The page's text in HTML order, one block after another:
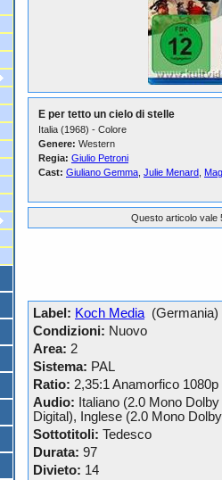
E per tetto un cielo di stelle
Italia (1968) - Colore
Genere: Western
Regia: Giulio Petroni
Cast: Giuliano Gemma Julie Menard
Questo articolo vale
Label: Koch Media (Germania)
Condizioni: Nuovo
Area: 2
Sistema: PAL
Ratio: 2,35:1 Anamorfico 1080p
Audio: Italiano (2.0 Mono
Digital), Inglese (2.0 Mono
Sottotitoli: Tedesco
Durata: 97
Divieto: 14